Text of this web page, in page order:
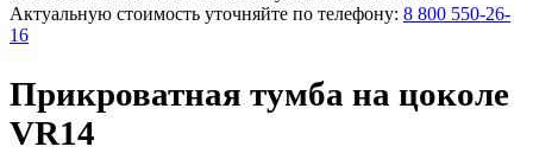
Актуальную стоимость уточняйте по телефону: 8 800 550-26-
16
Прикроватная тумба на цоколе
VR14